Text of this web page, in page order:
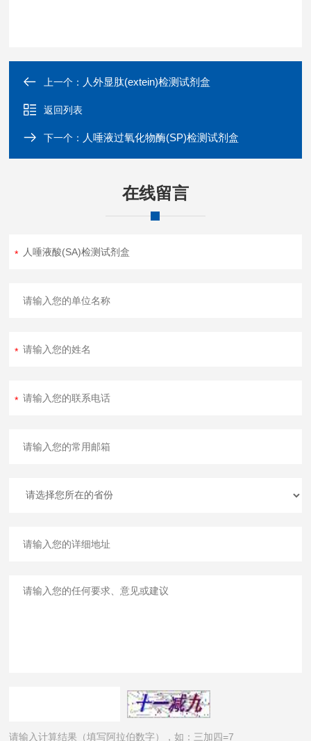
上一个： 人外显肽(extein)检测试剂盒
返回列表
下一个： 人唾液过氧化物酶(SP)检测试剂盒
在线留言
请输入计算结果（填写阿拉伯数字），如：三加四=7